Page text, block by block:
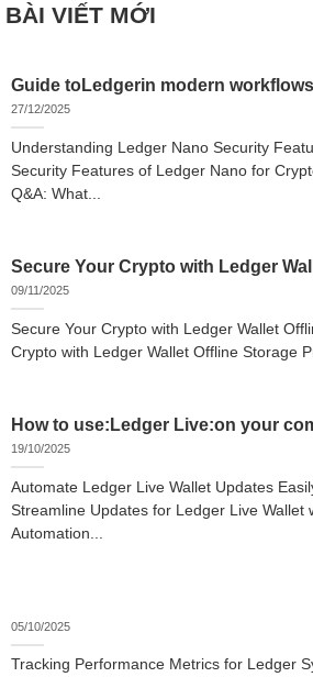
BÀI VIẾT MỚI
Guide toLedgerin modern workflows
27/12/2025
Understanding Ledger Nano Security
Security Features of Ledger Nano for
Q&A: What...
Secure Your Crypto with Ledger
09/11/2025
Secure Your Crypto with Ledger Wallet
Crypto with Ledger Wallet Offline Storage
How to use:Ledger Live:on your
19/10/2025
Automate Ledger Live Wallet Updates
Streamline Updates for Ledger Live Wallet
Automation...
05/10/2025
Tracking Performance Metrics for Ledger